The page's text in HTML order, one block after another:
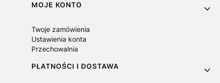
MOJE KONTO
Twoje zamówienia
Ustawienia konta
Przechowalnia
PŁATNOŚCI I DOSTAWA